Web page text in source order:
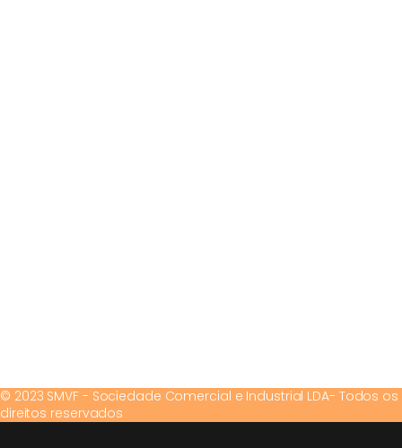
© 2023 SMVF - Sociedade Comercial e Industrial LDA- Todos os
direitos reservados